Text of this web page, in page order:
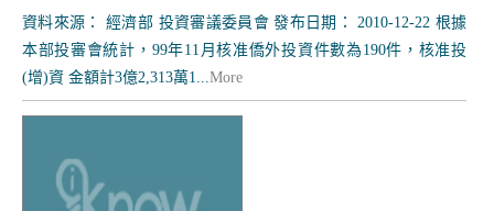
資料來源： 經濟部 投資審議委員會 發布日期： 2010-12-22 根據
本部投審會統計，99年11月核准僑外投資件數為190件，核准投
(增)資 金額計3億2,313萬1...More